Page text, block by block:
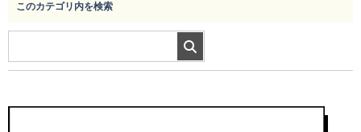
このカテゴリ内を検索